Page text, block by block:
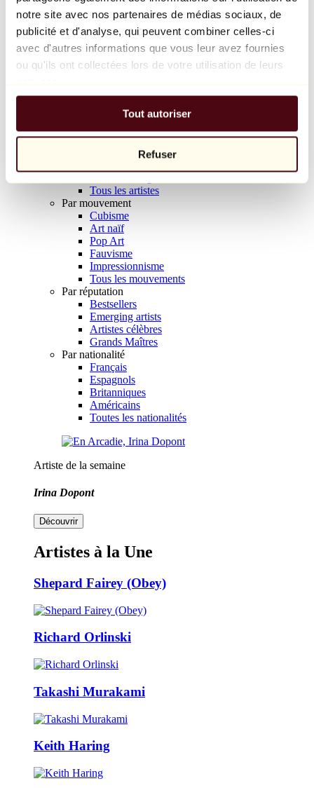
notre site avec nos partenaires de médias sociaux, de
publicité et d'analyse, qui peuvent combiner celles-ci
avec d'autres informations que vous leur avez fournies
ou qu'ils ont collectées lors de votre utilisation de leurs
Tout autoriser
Refuser
Balloon Dog (Orange)
Jeff Koons
10 000 €
Parcourir
Tous les sculpteurs
Tous les photographes
Tous les artistes
Par mouvement
Cubisme
Art naïf
Pop Art
Fauvisme
Impressionnisme
Tous les mouvements
Par réputation
Bestsellers
Emerging artists
Artistes célèbres
Grands Maîtres
Par nationalité
Français
Espagnols
Britanniques
Américains
Toutes les nationalités
Artiste de la semaine
Irina Dopont
Découvrir
Artistes à la Une
Shepard Fairey (Obey)
Richard Orlinski
Takashi Murakami
Keith Haring